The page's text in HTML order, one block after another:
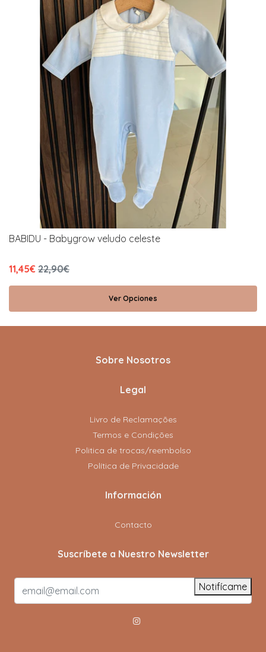
BABIDU - Babygrow veludo celeste
11,45€ 22,90€
Ver Opciones
Sobre Nosotros
Legal
Livro de Reclamações
Termos e Condições
Politica de trocas/reembolso
Política de Privacidade
Información
Contacto
Suscríbete a Nuestro Newsletter
Notifícame